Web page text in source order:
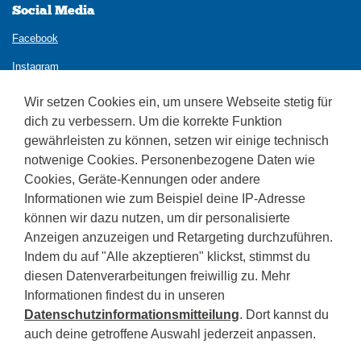
Social Media
Facebook
Instagram
Kontakt
Fachoberschule für Tourismus
Roenstraße 12 - Bozen
Tel. 0471 272490
sogym-fotourismus(at)schule.suedtirol.it
Nachricht mit rechtl. Gültigkeit:
sogym-fotourismus(at)pec.prov.bz.it
Wir setzen Cookies ein, um unsere Webseite stetig für
dich zu verbessern. Um die korrekte Funktion
gewährleisten zu können, setzen wir einige technisch
notwenige Cookies. Personenbezogene Daten wie
Cookies, Geräte-Kennungen oder andere
Informationen wie zum Beispiel deine IP-Adresse
können wir dazu nutzen, um dir personalisierte
Anzeigen anzuzeigen und Retargeting durchzuführen.
Indem du auf "Alle akzeptieren" klickst, stimmst du
diesen Datenverarbeitungen freiwillig zu. Mehr
Informationen findest du in unseren
Datenschutzinformationsmitteilung. Dort kannst du
auch deine getroffene Auswahl jederzeit anpassen.